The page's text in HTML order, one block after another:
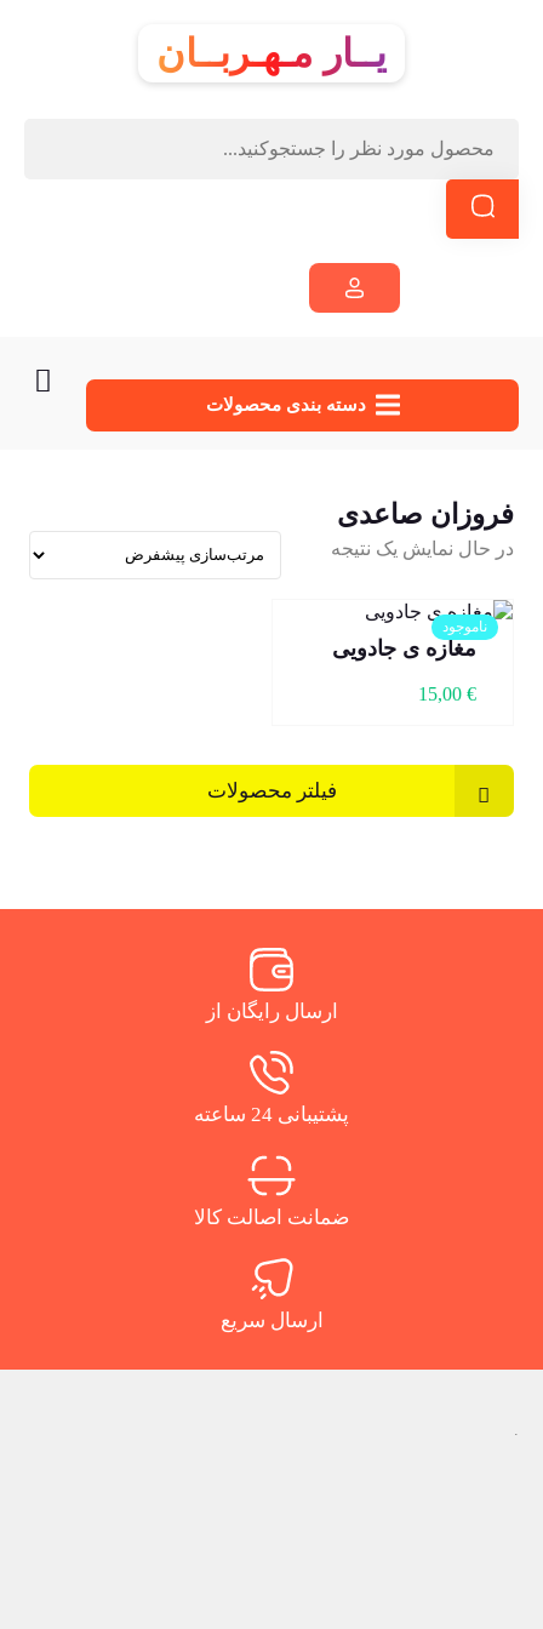
یــار مـهـربــان
دسته‌ بندی محصولات
فروزان صاعدی
در حال نمایش یک نتیجه
ناموجود
مغازه ی جادویی
15,00 €
فیلتر محصولات
ارسال رایگان از
پشتیبانی 24 ساعته
ضمانت اصالت کالا
ارسال سریع
.